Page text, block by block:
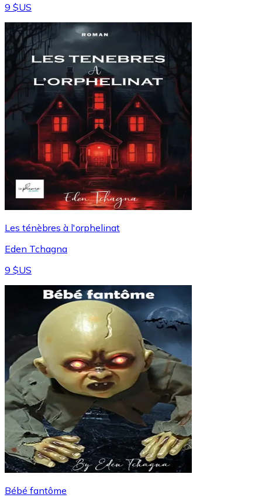
9 $US
Les ténèbres à l'orphelinat
Eden Tchagna
9 $US
Bébé fantôme